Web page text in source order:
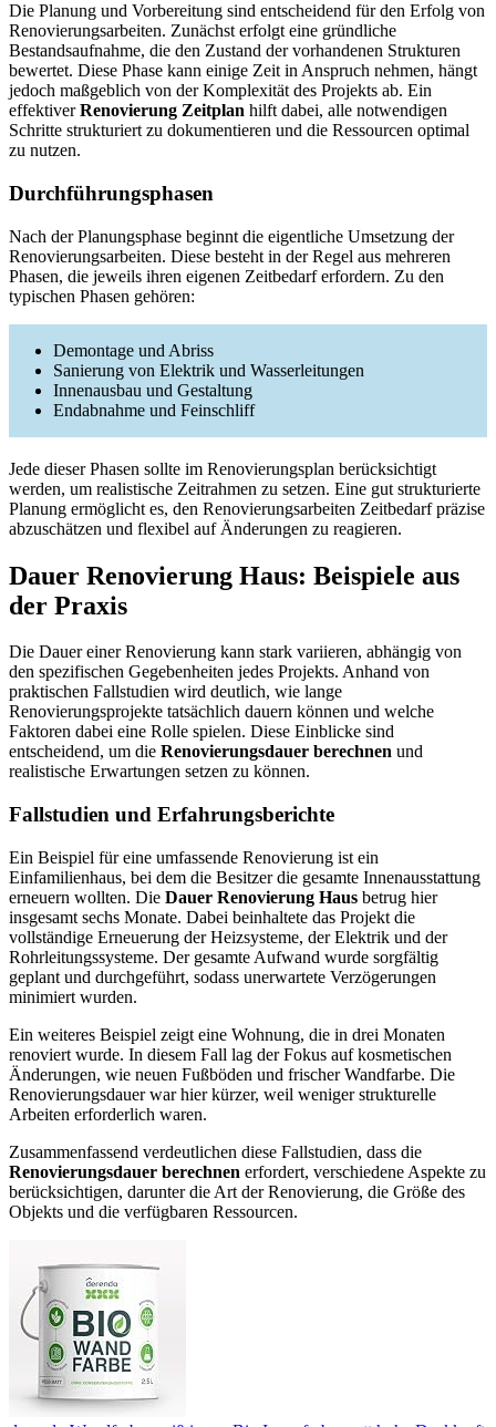
Die Planung und Vorbereitung sind entscheidend für den Erfolg von
Renovierungsarbeiten. Zunächst erfolgt eine gründliche
Bestandsaufnahme, die den Zustand der vorhandenen Strukturen
bewertet. Diese Phase kann einige Zeit in Anspruch nehmen, hängt
jedoch maßgeblich von der Komplexität des Projekts ab. Ein
effektiverRenovierung Zeitplan hilft dabei, alle notwendigen
Schritte strukturiert zu dokumentieren und die Ressourcen optimal
zu nutzen.
Durchführungsphasen
Nach der Planungsphase beginnt die eigentliche Umsetzung der
Renovierungsarbeiten. Diese besteht in der Regel aus mehreren
Phasen, die jeweils ihren eigenen Zeitbedarf erfordern. Zu den
typischen Phasen gehören:
Demontage und Abriss
Sanierung von Elektrik und Wasserleitungen
Innenausbau und Gestaltung
Endabnahme und Feinschliff
Jede dieser Phasen sollte im Renovierungsplan berücksichtigt
werden, um realistische Zeitrahmen zu setzen. Eine gut strukturierte
Planung ermöglicht es, den Renovierungsarbeiten Zeitbedarf präzise
abzuschätzen und flexibel auf Änderungen zu reagieren.
Dauer Renovierung Haus: Beispiele aus
der Praxis
Die Dauer einer Renovierung kann stark variieren, abhängig von
den spezifischen Gegebenheiten jedes Projekts. Anhand von
praktischen Fallstudien wird deutlich, wie lange
Renovierungsprojekte tatsächlich dauern können und welche
Faktoren dabei eine Rolle spielen. Diese Einblicke sind
entscheidend, um die Renovierungsdauer berechnen und
realistische Erwartungen setzen zu können.
Fallstudien und Erfahrungsberichte
Ein Beispiel für eine umfassende Renovierung ist ein
Einfamilienhaus, bei dem die Besitzer die gesamte Innenausstattung
erneuern wollten. Die Dauer Renovierung Haus betrug hier
insgesamt sechs Monate. Dabei beinhaltete das Projekt die
vollständige Erneuerung der Heizsysteme, der Elektrik und der
Rohrleitungssysteme. Der gesamte Aufwand wurde sorgfältig
geplant und durchgeführt, sodass unerwartete Verzögerungen
minimiert wurden.
Ein weiteres Beispiel zeigt eine Wohnung, die in drei Monaten
renoviert wurde. In diesem Fall lag der Fokus auf kosmetischen
Änderungen, wie neuen Fußböden und frischer Wandfarbe. Die
Renovierungsdauer war hier kürzer, weil weniger strukturelle
Arbeiten erforderlich waren.
Zusammenfassend verdeutlichen diese Fallstudien, dass die
Renovierungsdauer berechnen erfordert, verschiedene Aspekte zu
berücksichtigen, darunter die Art der Renovierung, die Größe des
Objekts und die verfügbaren Ressourcen.